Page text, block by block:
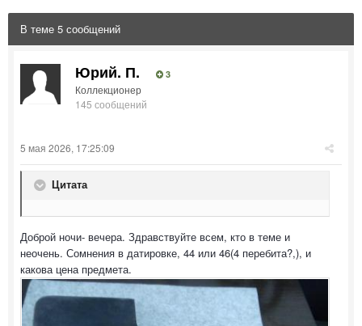
В теме 5 сообщений
Юрий. П. 3
Коллекционер
145 сообщений
5 мая 2026, 17:25:09
Цитата
Доброй ночи- вечера. Здравствуйте всем, кто в теме и
неочень. Сомнения в датировке, 44 или 46(4 перебита?,), и
какова цена предмета.